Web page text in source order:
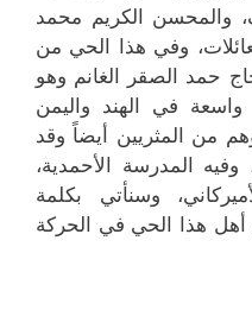
والمحسن الكريم محمد
وفي هذا الحي من
حمد الصقر الغانم وهو
واسعة في الهند واليمن
من المثريين أيضاً وقد
المدرسة الأحمدية،
وسنأتي بكلمة
هذا الحي في الحركة